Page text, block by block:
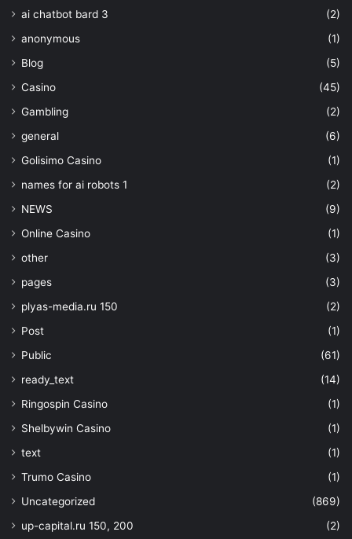
ai chatbot bard 3
(2)
anonymous
(1)
Blog
(5)
Casino
(45)
Gambling
(2)
general
(6)
Golisimo Casino
(1)
names for ai robots 1
(2)
NEWS
(9)
Online Casino
(1)
other
(3)
pages
(3)
plyas-media.ru 150
(2)
Post
(1)
Public
(61)
ready_text
(14)
Ringospin Casino
(1)
Shelbywin Casino
(1)
text
(1)
Trumo Casino
(1)
Uncategorized
(869)
up-capital.ru 150, 200
(2)